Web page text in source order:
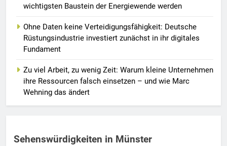
wichtigsten Baustein der Energiewende werden
Ohne Daten keine Verteidigungsfähigkeit: Deutsche
Rüstungsindustrie investiert zunächst in ihr digitales
Fundament
Zu viel Arbeit, zu wenig Zeit: Warum kleine Unternehmen
ihre Ressourcen falsch einsetzen – und wie Marc
Wehning das ändert
Sehenswürdigkeiten in Münster